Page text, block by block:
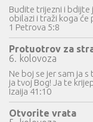
Budite trijezni i bdijte
obilazi i traži koga će
1 Petrova 5:8
Protuotrov za
6. kolovoza
Ne boj se jer sam ja
ja tvoj Bog! Ja te
Izaija 41:10
Otvorite vrata